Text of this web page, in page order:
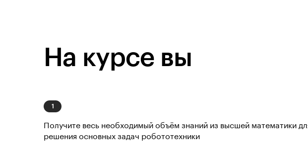
На курсе вы
Получите весь необходимый объём знаний из высшей математики
решения основных задач робототехники